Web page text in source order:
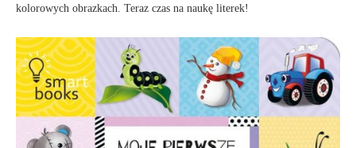
kolorowych obrazkach. Teraz czas na naukę literek!